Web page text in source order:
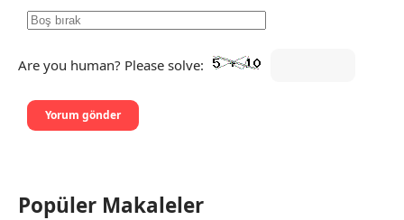
Are you human? Please solve:
Popüler Makaleler